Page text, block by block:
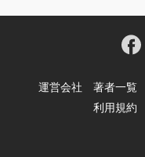
運営会社 著者一覧
利用規約